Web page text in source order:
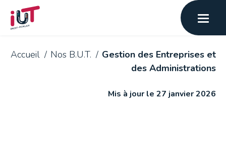
Accueil Nos B.U.T.
Gestion des Entreprises et
des Administrations
Mis à jour le 27 janvier 2026